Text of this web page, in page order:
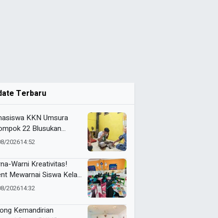
Terbaru
KKN Umsura
22 Blusukan
“Si-Patuh” di Desa
202614:52
Warni Kreativitas!
Mewarnai Siswa Kelas
Mumtaz Penuh
202614:32
Kemandirian